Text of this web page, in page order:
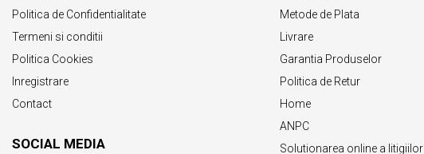
Politica de Confidentialitate
Termeni si conditii
Politica Cookies
Inregistrare
Contact
SOCIAL MEDIA
Metode de Plata
Livrare
Garantia Produselor
Politica de Retur
Home
ANPC
Solutionarea online a litigiilor